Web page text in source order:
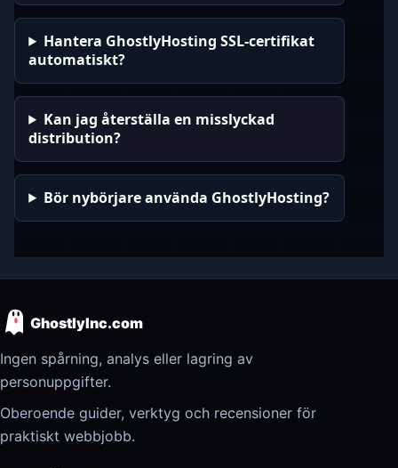
Hantera GhostlyHosting SSL-certifikat
automatiskt?
Kan jag återställa en misslyckad
distribution?
Bör nybörjare använda GhostlyHosting?
GhostlyInc.com
Ingen spårning, analys eller lagring av
personuppgifter.
Oberoende guider, verktyg och recensioner för
praktiskt webbjobb.